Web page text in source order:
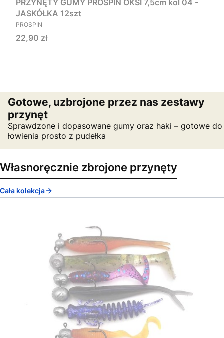
PRZYNĘTY GUMY PROSPIN OKSI 7,5cm kol 04 -
JASKÓŁKA 12szt
PRODUCENT
PROSPIN
Cena
22,90 zł
Gotowe, uzbrojone przez nas zestawy
przynęt
Sprawdzone i dopasowane gumy oraz haki – gotowe do
łowienia prosto z pudełka
Własnoręcznie zbrojone przynęty
Cała kolekcja